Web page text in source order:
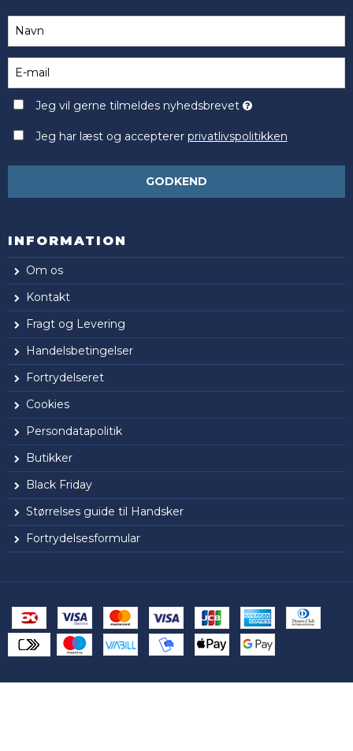
Jeg vil gerne tilmeldes nyhedsbrevet
Jeg har læst og accepterer privatlivspolitikken
GODKEND
INFORMATION
Om os
Kontakt
Fragt og Levering
Handelsbetingelser
Fortrydelseret
Cookies
Persondatapolitik
Butikker
Black Friday
Størrelses guide til Handsker
Fortrydelsesformular